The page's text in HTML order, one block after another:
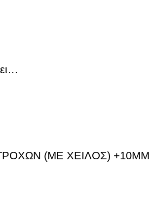
(ΜΕ ΧΕΙΛΟΣ) +10MM